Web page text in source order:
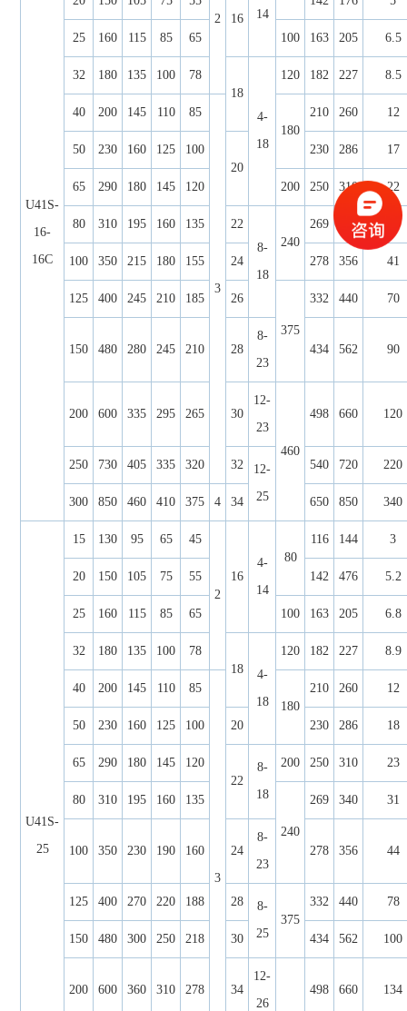
U41S-
16-
16C
2 14
16
25 160 115 85 65 100 163 205 6.5
32 180 135 100
78
18
4-
18
120 182 227 8.5
40 200 145 110 85
3
180
210 260 12
50 230 160 125
100
20
230 286 17
65 290 180 145 120 200 250 310 22
80 310 195 160 135
22
8-
18
240
269 340
100 350 215 180 155 24 278 356 41
125 400 245 210 185 26
375
332 440 70
150 480 280 245 210 28
8-
23
434 562 90
200 600 335 295 265 30
12-
23
460
498 660 120
250 730 405 335 320 32
12-
25
540 720 220
300 850 460 410 375 4 34 650 850 340
U41S-
25
15 130 95 65 45
2
16
4-
14
80
116 144 3
20 150 105 75 55 142 476 5.2
25 160 115 85 65 100 163 205 6.8
32 180 135 100
78
18
4-
18
120 182 227 8.9
40 200 145 110 85
3
180
210 260 12
50 230 160 125 100 20 230 286 18
65 290 180 145
120
22
8-
18
200 250 310 23
80 310 195 160 135
240
269 340 31
100 350 230 190 160 24
8-
23
278 356 44
125 400 270 220 188 28
8-
25
375
332 440 78
150 480 300 250 218 30 434 562 100
200 600 360 310 278 34
12-
26
498 660 134